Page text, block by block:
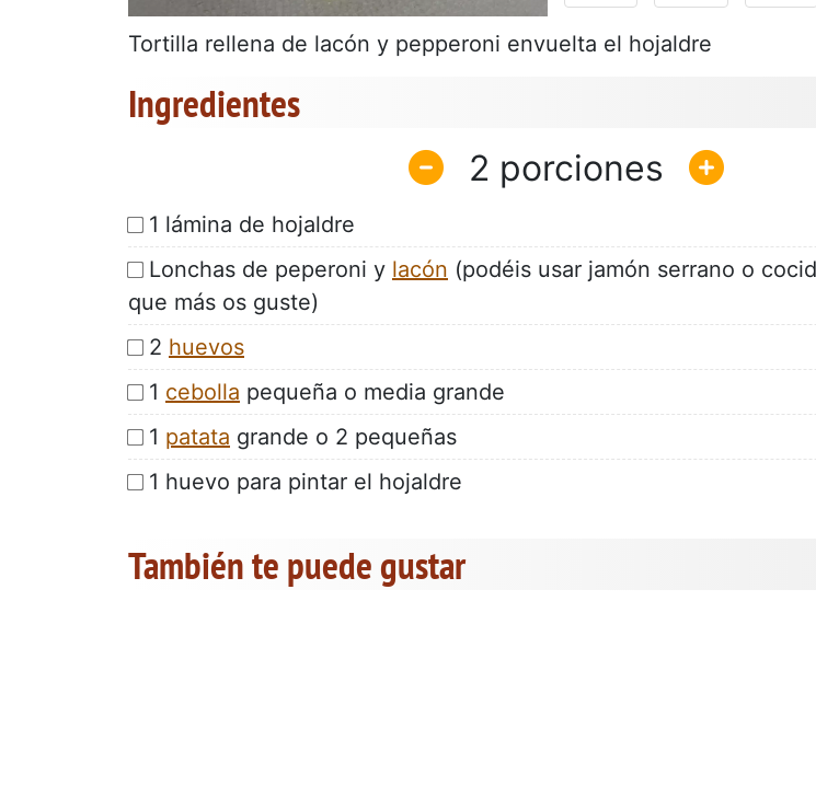
Tortilla rellena de lacón y pepperoni envuelta el hojaldre
Ingredientes
2
1 lámina de hojaldre
Lonchas de peperoni y lacón (podéis usar jamón serrano o
que más os guste)
2 huevos
1 cebolla pequeña o media grande
1 patata grande o 2 pequeñas
1 huevo para pintar el hojaldre
También te puede gustar